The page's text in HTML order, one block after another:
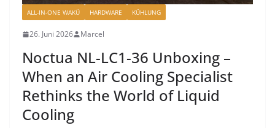
ALL-IN-ONE WAKÜ HARDWARE KÜHLUNG
26. Juni 2026 Marcel
Noctua NL-LC1-36 Unboxing –
When an Air Cooling Specialist
Rethinks the World of Liquid
Cooling